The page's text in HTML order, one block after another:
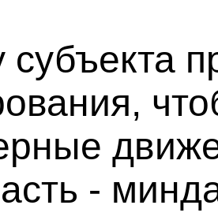
субъекта
-